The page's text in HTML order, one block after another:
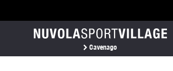
Cavenago